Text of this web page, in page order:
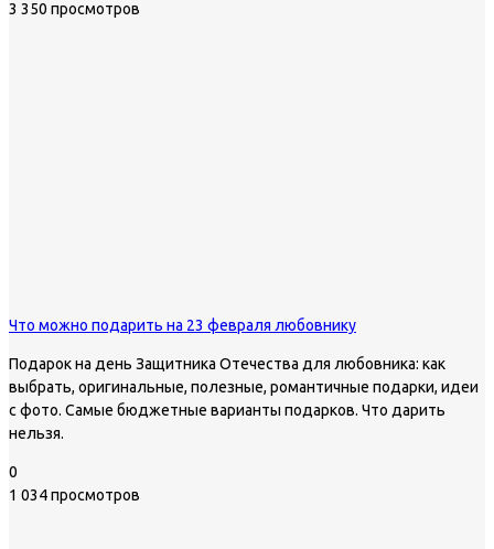
3 350 просмотров
Что можно подарить на 23 февраля любовнику
Подарок на день Защитника Отечества для любовника: как
выбрать, оригинальные, полезные, романтичные подарки, идеи
с фото. Самые бюджетные варианты подарков. Что дарить
нельзя.
0
1 034 просмотров